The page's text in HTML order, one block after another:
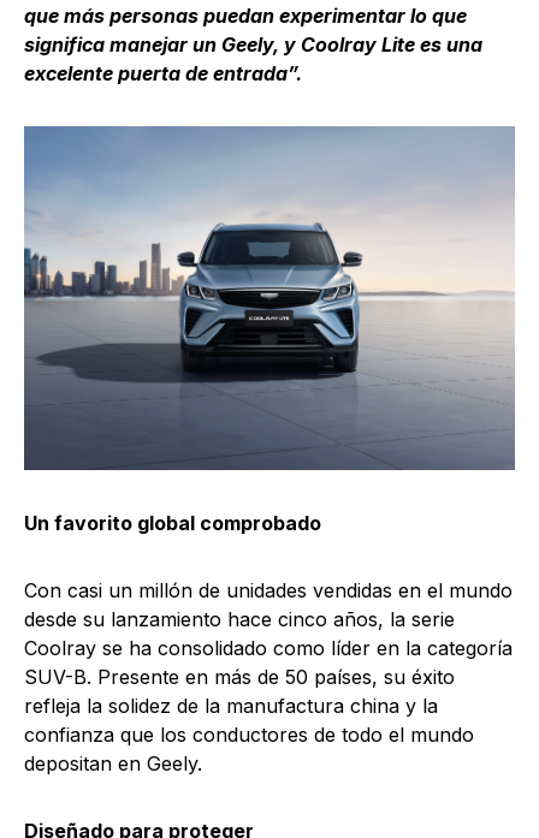
que más personas puedan experimentar lo que
significa manejar un Geely, y Coolray Lite es una
excelente puerta de entrada”.
Un favorito global comprobado
Con casi un millón de unidades vendidas en el mundo
desde su lanzamiento hace cinco años, la serie
Coolray se ha consolidado como líder en la categoría
SUV-B. Presente en más de 50 países, su éxito
refleja la solidez de la manufactura china y la
confianza que los conductores de todo el mundo
depositan en Geely.
Diseñado para proteger